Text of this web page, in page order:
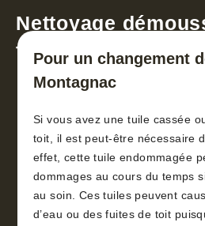
Nettoyage
toiture 30
Pour un changement
Montagnac
Si vous avez une tuile cassée
toit, il est peut-être nécessaire
effet, cette tuile endommagée
dommages au cours du temps
au soin. Ces tuiles peuvent
d’eau ou des fuites de toit